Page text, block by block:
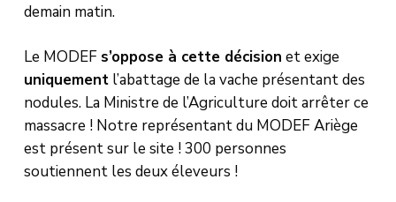
demain matin.
Le MODEF s’oppose à cette décision et exige
uniquementl’abattage de la vache présentant des
nodules. La Ministre de l’Agriculture doit arrêter ce
massacre ! Notre représentant du MODEF Ariège
est présent sur le site ! 300 personnes
soutiennent les deux éleveurs !